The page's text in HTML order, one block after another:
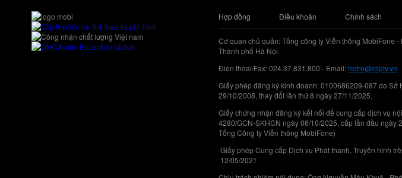
Hợp đồng Điều khoản Chính sách
Cơ quan chủ quản: Tổng công ty Viễn thông MobiFone
Thành phố Hà Nội.
Điện thoại/Fax: 024.37.831.800 - Email:hotro@cliptv.vn
Giấy phép đăng ký kinh doanh: 0100686209-087 do
29/10/2008, thay đổi lần thứ 8 ngày 27/11/2025.
Giấy chứng nhận đăng ký kết nối để cung cấp dịch vụ
4280/GCN-SKHCN ngày 06/10/2025, cấp lần đầu ngày
Tổng Công ty Viễn thông MobiFone)
Giấy phép Cung cấp Dịch vụ Phát thanh, Truyền hình
12/05/2021